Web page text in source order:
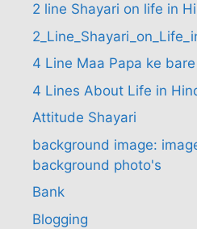
2 line Shayari on life in
4 Line Maa Papa ke
4 Lines About Life in
Attitude Shayari
background image:
background photo's
Bank
Blogging